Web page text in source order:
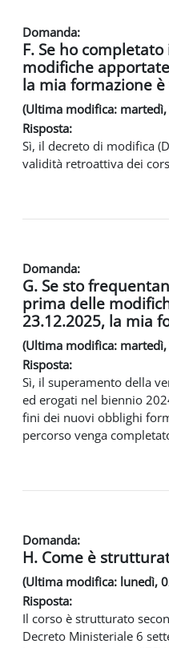
Domanda:
F. Se ho
modifiche
la mia formazione è
(Ultima modifica:
Risposta:
Sì, il decreto di modifica
validità retroattiva dei
Domanda:
G. Se sto
prima delle
23.12.2025, la mia
(Ultima modifica:
Risposta:
Sì, il superamento della
ed erogati nel biennio
fini dei nuovi obblighi
percorso venga
Domanda:
H. Come è
(Ultima modifica: lunedì,
Risposta:
Il corso è strutturato
Decreto Ministeriale 6